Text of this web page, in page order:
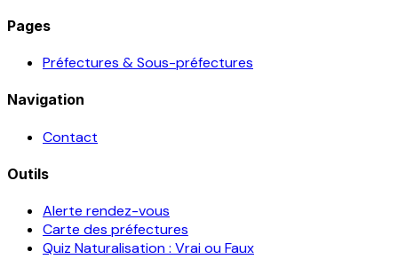
Pages
Préfectures & Sous-préfectures
Navigation
Contact
Outils
Alerte rendez-vous
Carte des préfectures
Quiz Naturalisation : Vrai ou Faux